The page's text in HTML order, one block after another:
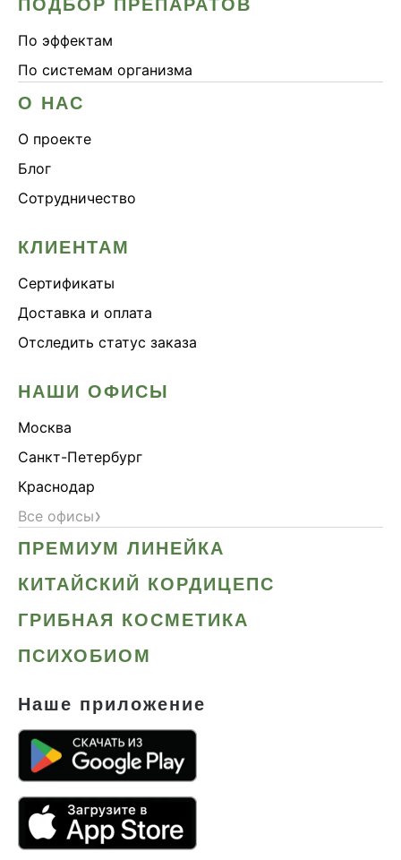
ПОДБОР ПРЕПАРАТОВ
По эффектам
По системам организма
О НАС
О проекте
Блог
Сотрудничество
КЛИЕНТАМ
Сертификаты
Доставка и оплата
Отследить статус заказа
НАШИ ОФИСЫ
Москва
Санкт-Петербург
Краснодар
Все офисы›
ПРЕМИУМ ЛИНЕЙКА
КИТАЙСКИЙ КОРДИЦЕПС
ГРИБНАЯ КОСМЕТИКА
ПСИХОБИОМ
Наше приложение